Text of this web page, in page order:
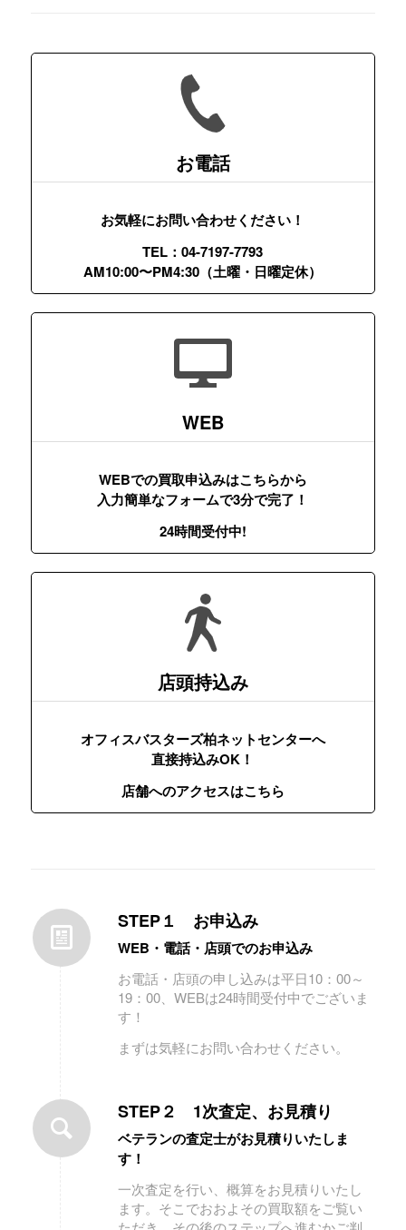
お電話
お気軽にお問い合わせください！
TEL：04-7197-7793
AM10:00〜PM4:30（土曜・日曜定休）
WEB
WEBでの買取申込みはこちらから
入力簡単なフォームで3分で完了！
24時間受付中!
店頭持込み
オフィスバスターズ柏ネットセンターへ
直接持込みOK！
店舗へのアクセスはこちら
STEP１ お申込み
WEB・電話・店頭でのお申込み
お電話・店頭の申し込みは平日10：00～
19：00、WEBは24時間受付中でございま
す！
まずは気軽にお問い合わせください。
STEP２ 1次査定、お見積り
ベテランの査定士がお見積りいたしま
す！
一次査定を行い、概算をお見積りいたし
ます。そこでおおよその買取額をご覧い